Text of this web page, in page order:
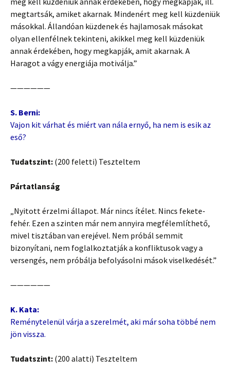
megtartsák, amiket akarnak. Mindenért meg kell küzdeniük
másokkal. Állandóan küzdenek és hajlamosak másokat
olyan ellenfélnek tekinteni, akikkel meg kell küzdeniük
annak érdekében, hogy megkapják, amit akarnak. A
Haragot a vágy energiája motiválja.”
——————
S. Berni:
Vajon kit várhat és miért van nála ernyő, ha nem is esik az
eső?
Tudatszint: (200 feletti) Teszteltem
Pártatlanság
„Nyitott érzelmi állapot. Már nincs ítélet. Nincs fekete-
fehér. Ezen a szinten már nem annyira megfélemlíthető,
mivel tisztában van erejével. Nem próbál semmit
bizonyítani, nem foglalkoztatják a konfliktusok vagy a
versengés, nem próbálja befolyásolni mások viselkedését.”
——————
K. Kata:
Reménytelenül várja a szerelmét, aki már soha többé nem
jön vissza.
Tudatszint: (200 alatti) Teszteltem